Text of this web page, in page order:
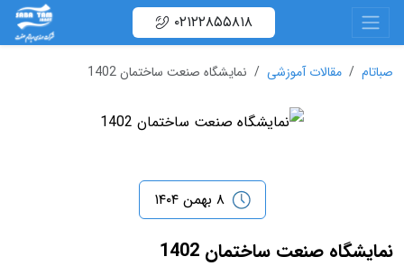
۰۲۱۲۲۸۵۵۸۱۸
صباتام مقالات آموزشی نمایشگاه صنعت ساختمان 1402
نمایشگاه صنعت ساختمان 1402
۸ بهمن ۱۴۰۴